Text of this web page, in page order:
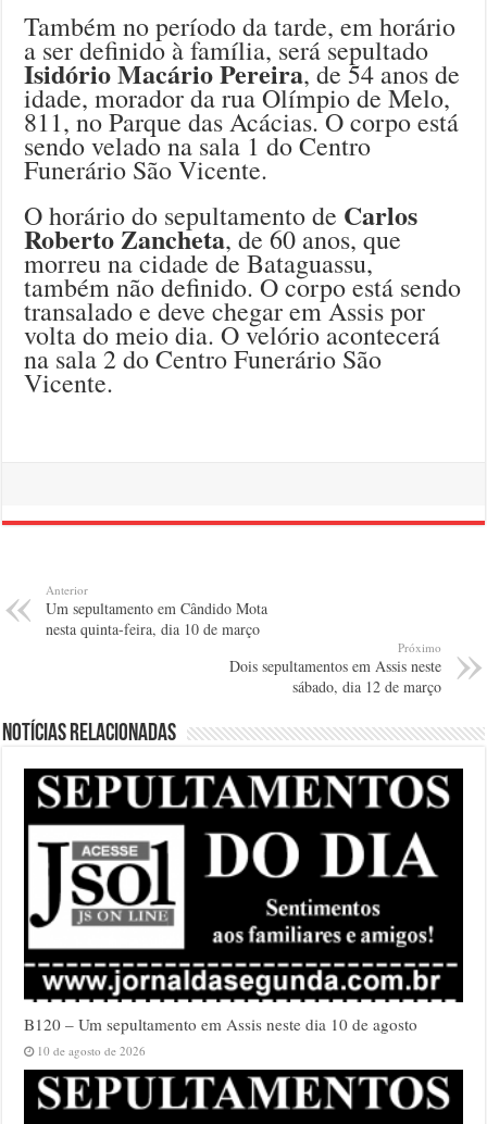
Também no período da tarde, em horário
a ser definido à família, será sepultado
Isidório Macário Pereira, de 54 anos de
idade, morador da rua Olímpio de Melo,
811, no Parque das Acácias. O corpo está
sendo velado na sala 1 do Centro
Funerário São Vicente.
O horário do sepultamento de Carlos
Roberto Zancheta, de 60 anos, que
morreu na cidade de Bataguassu,
também não definido. O corpo está sendo
transalado e deve chegar em Assis por
volta do meio dia. O velório acontecerá
na sala 2 do Centro Funerário São
Vicente.
Anterior
Um sepultamento em Cândido Mota
nesta quinta-feira, dia 10 de março
Próximo
Dois sepultamentos em Assis neste
sábado, dia 12 de março
Notícias relacionadas
B120 – Um sepultamento em Assis neste dia 10 de agosto
10 de agosto de 2026